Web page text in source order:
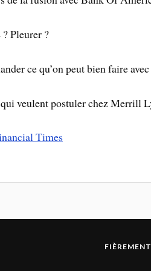
Pleurer ?
ce qu’on peut bien faire
veulent postuler chez Merrill
Times